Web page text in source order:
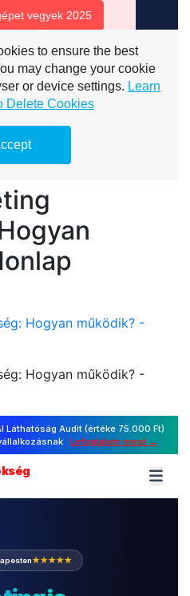
Hogyan működik? -
Hogyan működik? -